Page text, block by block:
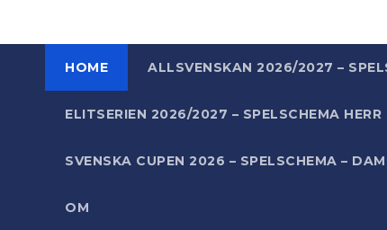
HOME ALLSVENSKAN 2026/2027 –
ELITSERIEN 2026/2027 – SPELSCHEMA HERR
SVENSKA CUPEN 2026 – SPELSCHEMA –
OM